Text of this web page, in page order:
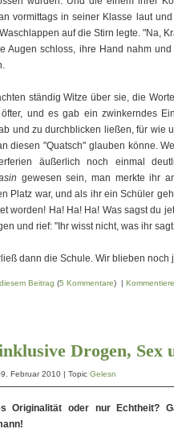
vormittags in seiner Klasse laut
auf die Stirn legte. "Na,
Augen schloss, ihre Hand nahm
ständig Witze über sie, die
und es gab ein zwinkerndes
und zu durchblicken ließen, für wie
diesen "Quatsch" glauben könne.
äußerlich noch einmal
gewesen sein, man merkte ihr
Platz war, und als ihr ein Schüler
worden! Ha! Ha! Ha! Was sagst du
und rief: "Ihr wisst nicht, was ihr
dann die Schule. Wir blieben noch
Beitrag (5 Kommentare) |
Drogen, Sex
Februar 2010 | Topic Gelesn
Originalität oder nur Echtheit?